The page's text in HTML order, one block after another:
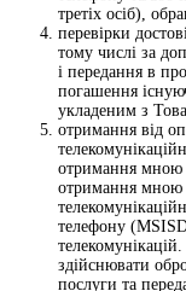
третіх осіб),
перевірки
тому числі за
і передання в
погашення
укладеним з
отримання від
отримання мною
отримання мною
телефону
здійснювати
послуги та